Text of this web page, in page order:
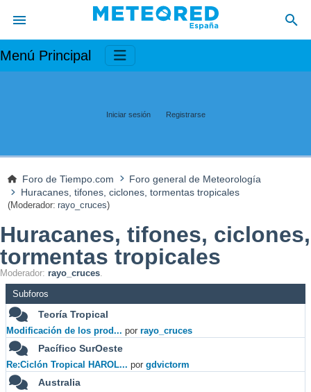
Menú Principal
Iniciar sesión Registrarse
Foro de Tiempo.com
Foro general de Meteorología
Huracanes, tifones, ciclones, tormentas tropicales
(Moderador: rayo_cruces)
Huracanes, tifones, ciclones,
tormentas tropicales
Moderador: rayo_cruces.
Subforos
Teoría Tropical
Modificación de los prod... por rayo_cruces
Pacífico SurOeste
Re:Ciclón Tropical HAROL... por gdvictorm
Australia